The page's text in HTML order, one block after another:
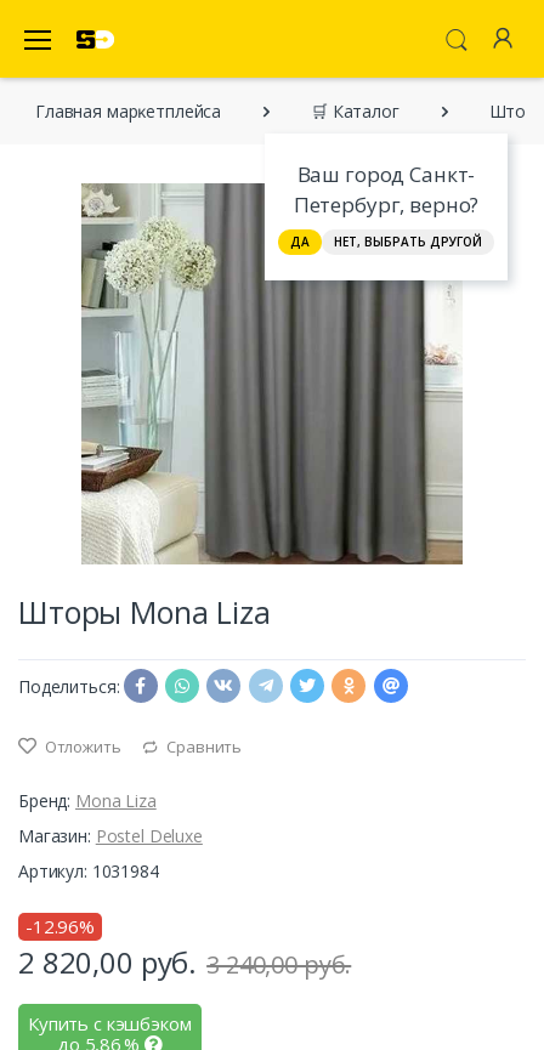
Ваш город Санкт-
Петербург, верно?
ДА НЕТ, ВЫБРАТЬ ДРУГОЙ
Главная марĸетплейса 🛒 Каталог
Шторы Mona Liza
Поделиться:
Отложить Сравнить
Бренд: Mona Liza
Магазин: Postel Deluxe
Артикул: 1031984
-12.96%
2 820,00 руб. 3 240,00 руб.
Купить с кэшбэком
до 5,86%